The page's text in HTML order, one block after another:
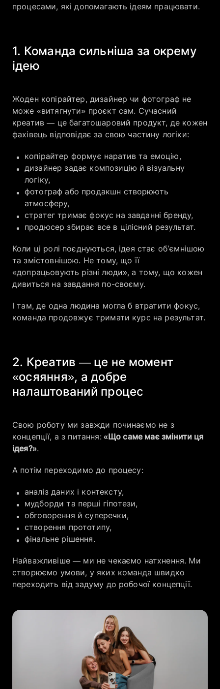
процесами, які допомагають ідеям працювати.
1. Команда сильніша за окрему
ідею
Жоден копірайтер, дизайнер чи фотограф не
може «витягнути» проєкт сам. Сучасний
креатив — це багатошаровий продукт, де кожен
фахівець відповідає за свою частину логіки:
копірайтер формує наратив та емоцію,
дизайнер задає композицію й візуальну
логіку,
фотограф або продакшн створюють
атмосферу,
стратег тримає фокус на завданні бренду,
продюсер збирає все в цілісний результат.
Коли ці ролі поєднуються, ідея стає об’ємнішою
та змістовнішою. Не тому, що її
«допрацьовують різні люди», а тому, що кожен
дивиться на завдання по-своєму.
І там, де одна людина могла б втратити фокус,
команда продовжує тримати курс на результат.
2. Креатив — це не момент
«осяяння», а добре
налаштований процес
Свою роботу ми завжди починаємо не з
концепції, а з питання:«Що саме має змінити ця
ідея?».
А потім переходимо до процесу:
аналіз даних і контексту,
мудборди та перші гіпотези,
обговорення й суперечки,
створення прототипу,
фінальне рішення.
Найважливіше — ми не чекаємо натхнення. Ми
створюємо умови, у яких команда швидко
переходить від задуму до робочої концепції.